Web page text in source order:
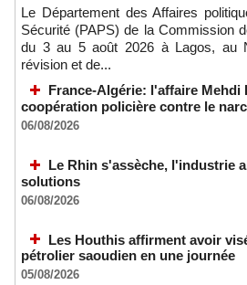
Le Département des Affaires
Sécurité (PAPS) de la Commission
du 3 au 5 août 2026 à Lagos, au
révision et de...
France-Algérie: l'affaire Mehdi
coopération policière contre le
06/08/2026
Le Rhin s'assèche, l'industrie
solutions
06/08/2026
Les Houthis affirment avoir
pétrolier saoudien en une journée
05/08/2026